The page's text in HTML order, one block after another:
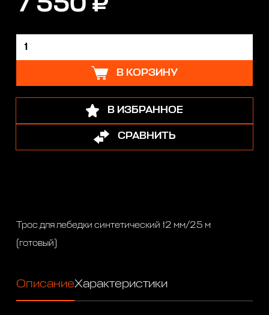
В КОРЗИНУ
В ИЗБРАННОЕ
СРАВНИТЬ
Трос для лебедки синтетический 12 мм/25 м
(готовый)
ОписаниеХарактеристики